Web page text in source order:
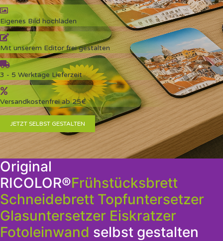
Eigenes Bild hochladen
Mit unserem Editor frei gestalten
3 - 5 Werktage Lieferzeit
Versandkostenfrei ab 25€
JETZT SELBST GESTALTEN
Original
RICOLOR®Frühstücksbrett
Schneidebrett Topfuntersetzer
Glasuntersetzer Eiskratzer
Fotoleinwand selbst gestalten